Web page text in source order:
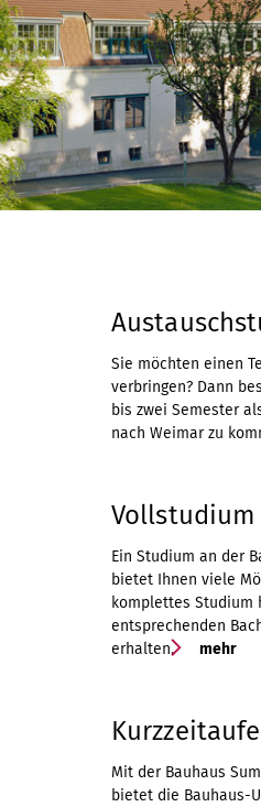
Sie möchten einen
verbringen? Dann
bis zwei Semester
nach Weimar zu
Vollstudium
Ein Studium an der
bietet Ihnen viele
komplettes Studium
entsprechenden
erhalten.
mehr
Mit der Bauhaus
bietet die Bauhaus-